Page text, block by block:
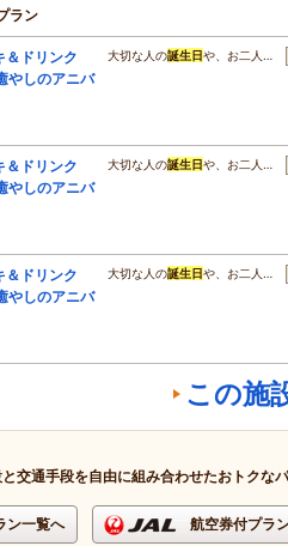
ラン
＆ドリンク
やしのアニバ
大切な人の誕生日や、お二人…
＆ドリンク
やしのアニバ
大切な人の誕生日や、お二人…
＆ドリンク
やしのアニバ
大切な人の誕生日や、お二人…
この施
交通手段を自由に組み合わせたおトクな
ン一覧へ 航空券付プラ